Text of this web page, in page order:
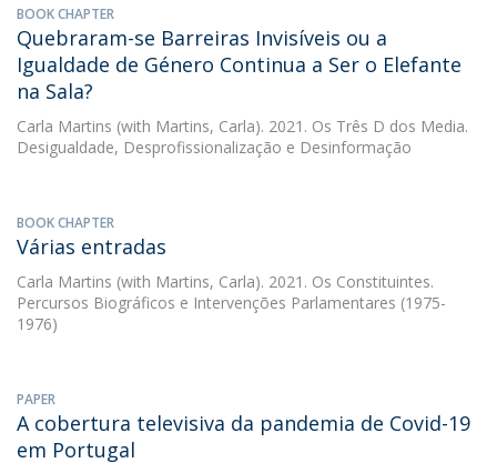
BOOK CHAPTER
Quebraram-se Barreiras Invisíveis ou a
Igualdade de Género Continua a Ser o Elefante
na Sala?
Carla Martins (with Martins, Carla). 2021. Os Três D dos Media.
Desigualdade, Desprofissionalização e Desinformação
BOOK CHAPTER
Várias entradas
Carla Martins (with Martins, Carla). 2021. Os Constituintes.
Percursos Biográficos e Intervenções Parlamentares (1975-
1976)
PAPER
A cobertura televisiva da pandemia de Covid-19
em Portugal